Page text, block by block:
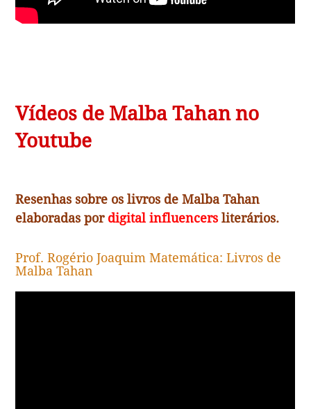
Vídeos de Malba Tahan no
Youtube
Resenhas sobre os livros de Malba Tahan
elaboradas por digital influencers literários.
Prof. Rogério Joaquim Matemática: Livros de
Malba Tahan